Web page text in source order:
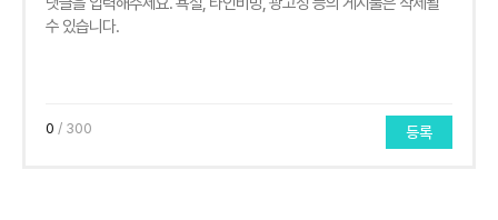
0 / 300 등록